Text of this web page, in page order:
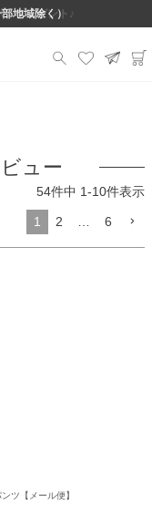
プレゼント♪
地域除く）
ュー
54件中 1-10件表示
1 2 6
ツ【メール便】